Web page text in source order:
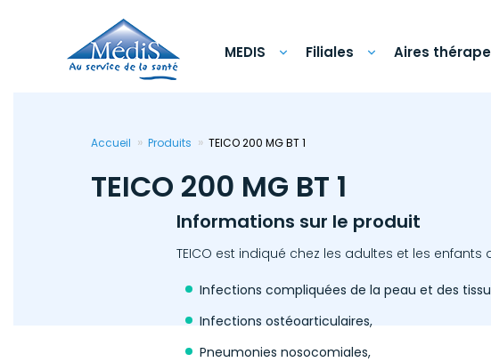
MEDIS Filiales Aires
Accueil Produits TEICO 200 MG BT 1
TEICO 200 MG BT 1
Informations sur le produit
TEICO est indiqué chez les adultes et les
Infections compliquées de la peau et des
Infections ostéoarticulaires,
Pneumonies nosocomiales,